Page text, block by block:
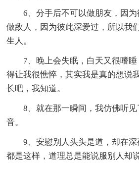
6、分手后不可以做朋友，因
做敌人，因为彼此深爱过，所以我
生人。
7、晚上会失眠，白天又很嗜
得让我很憔悴，其实我是真的想说
长吧，我知道。
8、就在那一瞬间，我仿佛听
音。
9、安慰别人头头是道，却在
都是这样，道理总是能说服别人却